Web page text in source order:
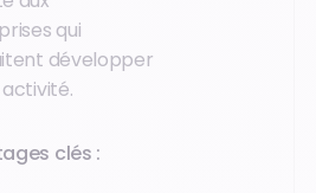
qui
développer
clés :